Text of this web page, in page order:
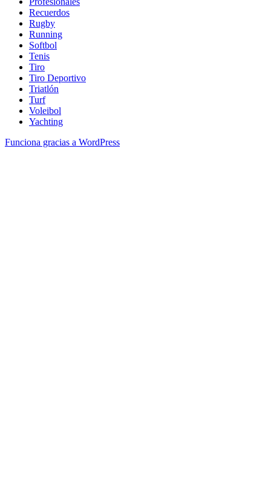
Recuerdos
Rugby
Running
Softbol
Tenis
Tiro
Tiro Deportivo
Triatlón
Turf
Voleibol
Yachting
Funciona gracias a WordPress